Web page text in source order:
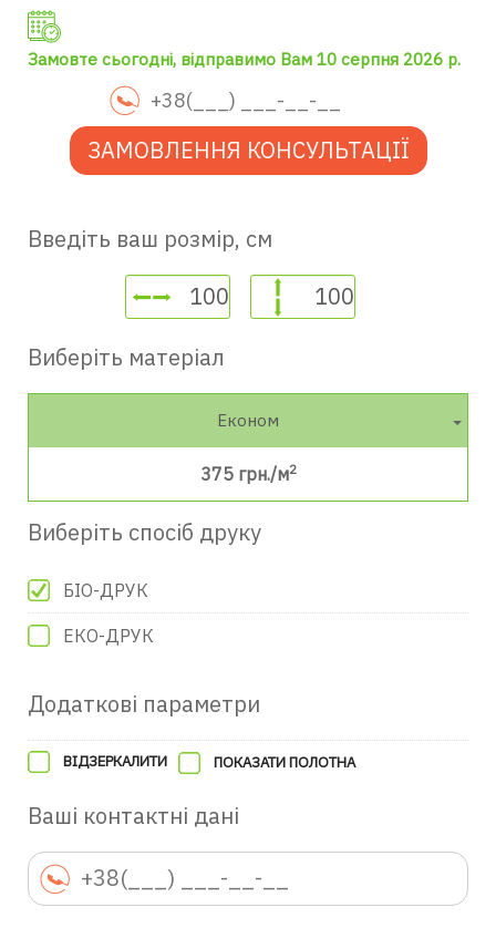
Замовте сьогодні, відправимо Вам 10 серпня 2026 р.
ЗАМОВЛЕННЯ КОНСУЛЬТАЦІЇ
Введіть ваш розмір, см
Виберіть матеріал
Економ
375 грн./м2
Виберіть спосіб друку
БІО-ДРУК
ЕКО-ДРУК
Додаткові параметри
ВІДЗЕРКАЛИТИ ПОКАЗАТИ ПОЛОТНА
Ваші контактні дані